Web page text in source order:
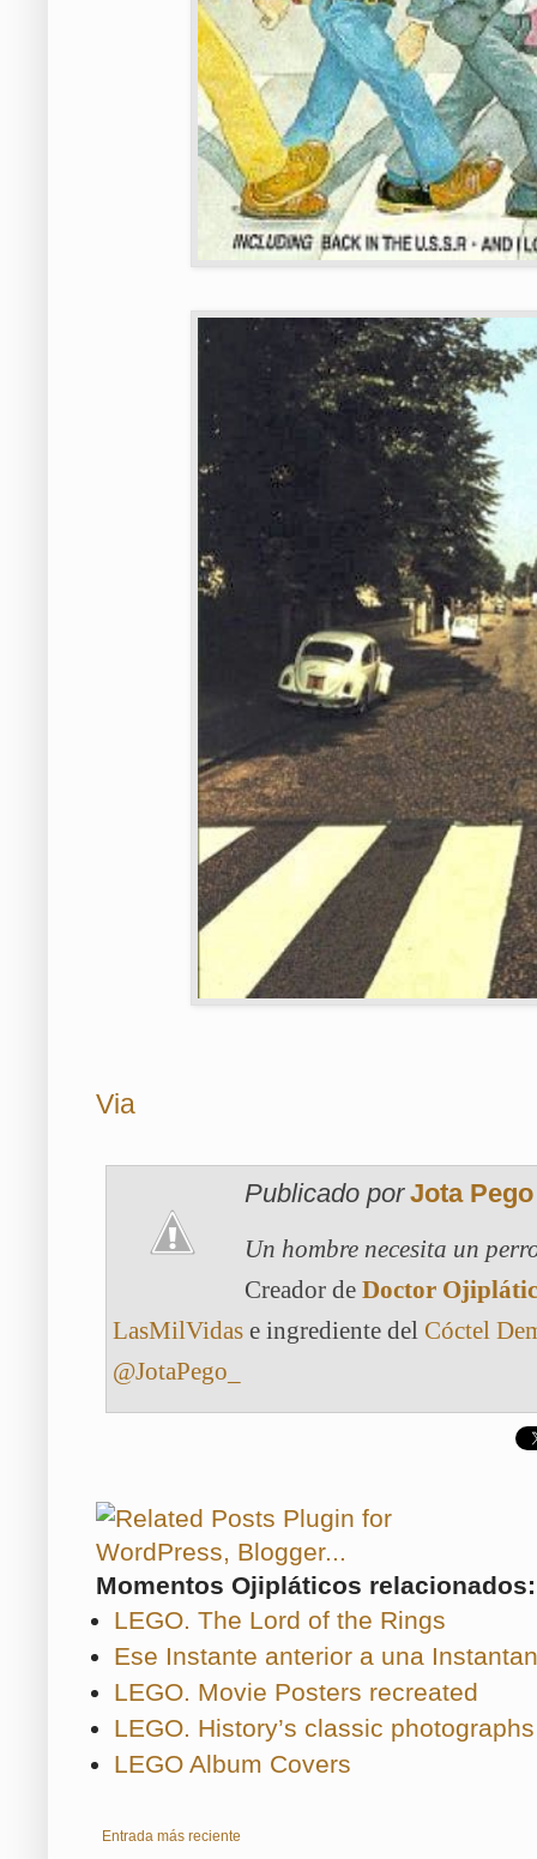
Via
Publicado por Jota Pego
Un hombre necesita un
Creador de Doctor
LasMilVidas e ingrediente del Cóctel
@JotaPego_
Momentos Ojipláticos relacionados:
LEGO. The Lord of the Rings
Ese Instante anterior a una
LEGO. Movie Posters recreated
LEGO. History’s classic
LEGO Album Covers
Entrada más reciente